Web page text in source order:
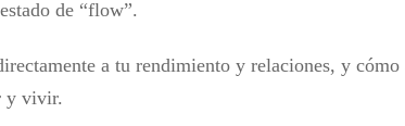
de “flow”.
a tu rendimiento y relaciones, y
y vivir.